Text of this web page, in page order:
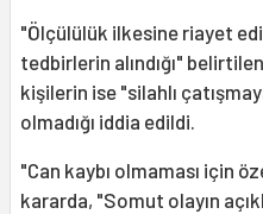
"Ölçülülük ilkesine riayet
tedbirlerin alındığı"
kişilerin ise "silahlı
olmadığı iddia edildi.
"Can kaybı olmaması için
kararda, "Somut olayın